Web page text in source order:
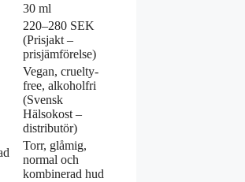
30 ml
220–280 SEK
(Prisjakt –
prisjämförelse)
Vegan, cruelty-
free, alkoholfri
(Svensk
Hälsokost –
distributör)
Torr, glåmig,
normal och
kombinerad hud